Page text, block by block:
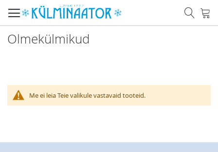
to
Content
Otsi
Olmekülmikud
Me ei leia Teie valikule vastavaid tooteid.